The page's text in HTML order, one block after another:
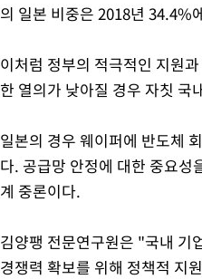
의 일본 비중은 2018년
이처럼 정부의 적극적인 지원
한 열의가 낮아질 경우 자칫 국
일본의 경우 웨이퍼에 반도체
다. 공급망 안정에 대한 중요성
계 중론이다.
김양팽 전문연구원은 "국내 기
경쟁력 확보를 위해 정책적 지